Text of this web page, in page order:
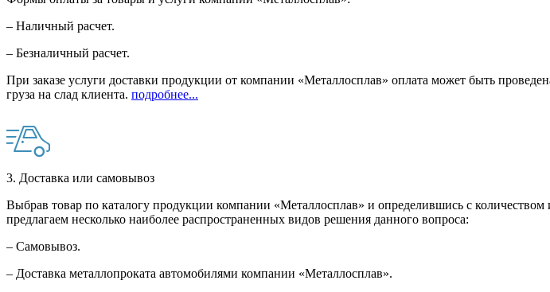
– Наличный расчет.
– Безналичный расчет.
При заказе услуги доставки продукции от компании «Металлосплав» оплата может быть
груза на слад клиента. подробнее...
3. Доставка или самовывоз
Выбрав товар по каталогу продукции компании «Металлосплав» и определившись с
предлагаем несколько наиболее распространенных видов решения данного вопроса:
– Самовывоз.
– Доставка металлопроката автомобилями компании «Металлосплав».